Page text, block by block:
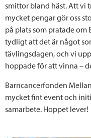
smittor bland häst. Att vi
mycket pengar gör oss
på plats som pratade om
tydligt att det är något
tävlingsdagen, och vi
hoppade för att vinna –
Barncancerfonden
mycket fint event och
samarbete. Hoppet lever!